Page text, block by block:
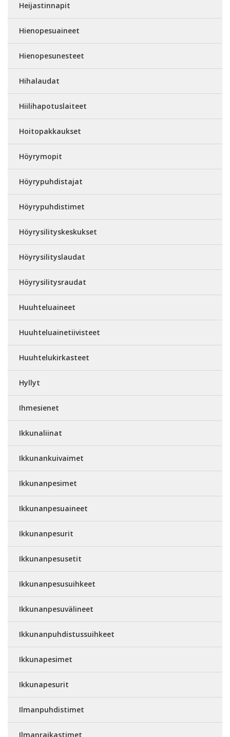
Heijastinnapit
Hienopesuaineet
Hienopesunesteet
Hihalaudat
Hiilihapotuslaiteet
Hoitopakkaukset
Höyrymopit
Höyrypuhdistajat
Höyrypuhdistimet
Höyrysilityskeskukset
Höyrysilityslaudat
Höyrysilitysraudat
Huuhteluaineet
Huuhteluainetiivisteet
Huuhtelukirkasteet
Hyllyt
Ihmesienet
Ikkunaliinat
Ikkunankuivaimet
Ikkunanpesimet
Ikkunanpesuaineet
Ikkunanpesurit
Ikkunanpesusetit
Ikkunanpesusuihkeet
Ikkunanpesuvälineet
Ikkunanpuhdistussuihkeet
Ikkunapesimet
Ikkunapesurit
Ilmanpuhdistimet
Ilmanraikastimet